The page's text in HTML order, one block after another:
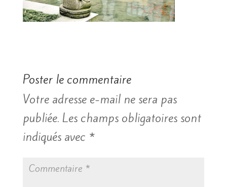
Poster le commentaire
Votre adresse e-mail ne sera pas
publiée. Les champs obligatoires sont
indiqués avec *